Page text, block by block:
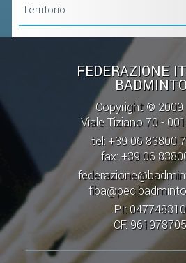
Territorio
FEDERAZIONE
Copyright © 2009
Viale Tiziano 70 -
tel: +39 06 83800
fax: +39 06
PI:
CF: